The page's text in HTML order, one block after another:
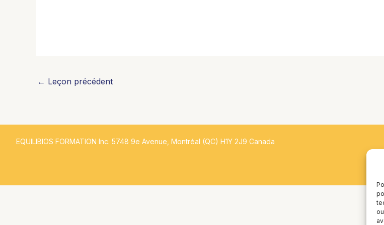
← Leçon précédent
EQUILIBIOS FORMATION Inc. 5748 9e Avenue, Montréal (QC) H1Y 2J9 Canada